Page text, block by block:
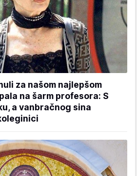
za našom najlepšom
na šarm profesora: S
a vanbračnog sina